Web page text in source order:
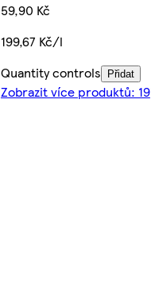
59,90 Kč
199,67 Kč/l
Quantity controls
Přidat
Zobrazit více produktů: 19